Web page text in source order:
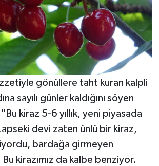
gönüllere taht kuran kalpli
sayılı günler kaldığını söyen
kiraz 5-6 yıllık, yeni piyasada
devi zaten ünlü bir kiraz,
bardağa girmeyen
kirazımız da kalbe benziyor.